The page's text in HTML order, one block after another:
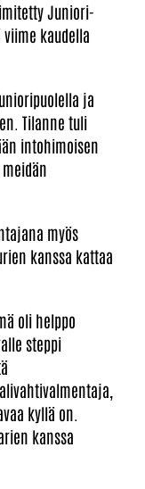
Juniori-
kaudella
ja
Tilanne tuli
intohimoisen
myös
kanssa kattaa
oli helppo
steppi
kyllä on.
kanssa